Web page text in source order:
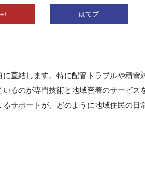
はてブ
直結します。特に配管トラブルや積雪
るのが専門技術と地域密着のサービス
サポートが、どのように地域住民の日